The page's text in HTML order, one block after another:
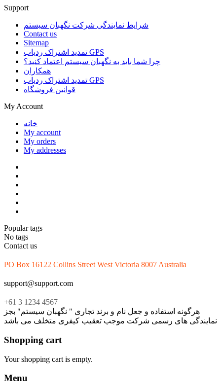
Support
شرایط نمایندگی شرکت نگهبان سیستم
Contact us
Sitemap
تمدید اشتراک ردیاب GPS
چرا شما باید به نگهبان سیستم اعتماد کنید؟
همکاران
تمدید اشتراک ردیاب GPS
قوانین فروشگاه
My Account
خانه
My account
My orders
My addresses
Popular tags
No tags
Contact us
PO Box 16122 Collins Street West Victoria 8007 Australia
support@support.com
+61 3 1234 4567
هرگونه استفاده و جعل نام و برند تجاری " نگهبان سیستم" بجز
نمایندگی های رسمی شرکت موجب تعقیب کیفری متخلف می باشد
Shopping cart
Your shopping cart is empty.
Menu